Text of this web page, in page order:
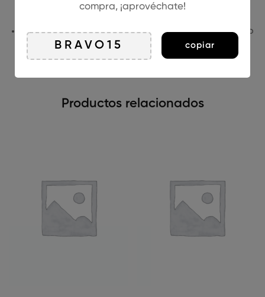
Ajustes técnicos necesarios para asegurar el correcto
funcionamiento del eCommerce.
Productos relacionados
compra, ¡aprovéchate!
copiar